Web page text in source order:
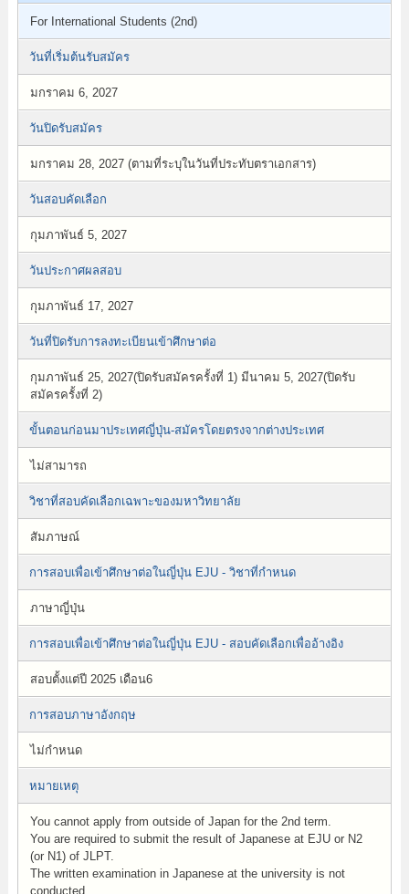
For International Students (2nd)
วันที่เริ่มต้นรับสมัคร
มกราคม 6, 2027
วันปิดรับสมัคร
มกราคม 28, 2027 (ตามที่ระบุในวันที่ประทับตราเอกสาร)
วันสอบคัดเลือก
กุมภาพันธ์ 5, 2027
วันประกาศผลสอบ
กุมภาพันธ์ 17, 2027
วันที่ปิดรับการลงทะเบียนเข้าศึกษาต่อ
กุมภาพันธ์ 25, 2027(ปิดรับสมัครครั้งที่ 1) มีนาคม 5, 2027(ปิดรับ
สมัครครั้งที่ 2)
ขั้นตอนก่อนมาประเทศญี่ปุ่น-สมัครโดยตรงจากต่างประเทศ
ไม่สามารถ
วิชาที่สอบคัดเลือกเฉพาะของมหาวิทยาลัย
สัมภาษณ์
การสอบเพื่อเข้าศึกษาต่อในญี่ปุ่น EJU - วิชาที่กำหนด
ภาษาญี่ปุ่น
การสอบเพื่อเข้าศึกษาต่อในญี่ปุ่น EJU - สอบคัดเลือกเพื่ออ้างอิง
สอบตั้งแต่ปี 2025 เดือน6
การสอบภาษาอังกฤษ
ไม่กำหนด
หมายเหตุ
You cannot apply from outside of Japan for the 2nd term.
You are required to submit the result of Japanese at EJU or N2
(or N1) of JLPT.
The written examination in Japanese at the university is not
conducted.